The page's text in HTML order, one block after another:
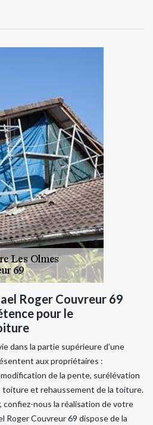
Roger Couvreur 69
pour le
dans la partie supérieure d’une
aux propriétaires :
de la pente, surélévation
toiture et rehaussement de la toiture.
confiez-nous la réalisation de votre
Roger Couvreur 69 dispose de la